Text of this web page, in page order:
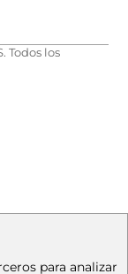
Todos los
para analizar